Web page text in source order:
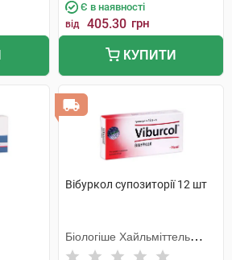
Є в наявності
від 405.30 грн
КУПИТИ
Вібуркол супозиторії 12 шт
Біологіше Хайльміттель
Хеель